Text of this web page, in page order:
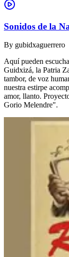
Sonidos de la
By gubidxaguerrero
Aquí pueden
Guidxizá, la Patria
tambor, de voz
nuestra estirpe
amor, llanto.
Gorio Melendre".